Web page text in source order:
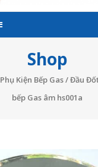
Shop
Phụ Kiện Bếp Gas/Đầu
bếp Gas âm hs001a